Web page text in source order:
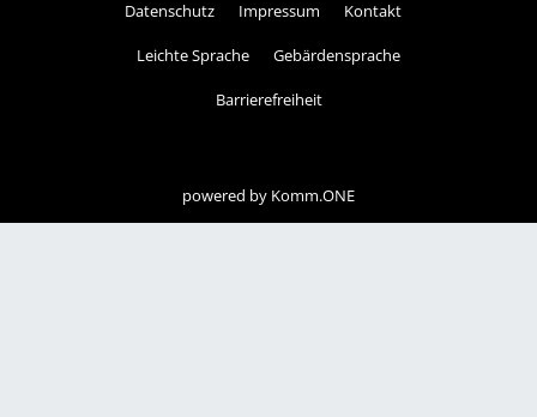
Datenschutz Impressum Kontakt
Leichte Sprache Gebärdensprache
Barrierefreiheit
powered by Komm.ONE